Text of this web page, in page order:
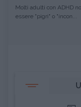
Molti adulti con ADHD
essere "pigri" o "incon...